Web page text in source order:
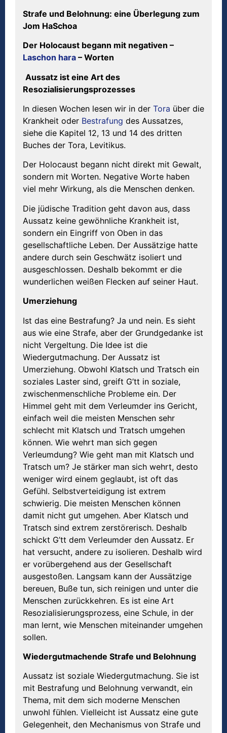
Strafe und Belohnung: eine Überlegung zum
Jom HaSchoa
Der Holocaust begann mit negativen –
Laschon hara – Worten
Aussatz ist eine Art des
Resozialisierungsprozesses
In diesen Wochen lesen wir in der Tora über die
Krankheit oder Bestrafung des Aussatzes,
siehe die Kapitel 12, 13 und 14 des dritten
Buches der Tora, Levitikus.
Der Holocaust begann nicht direkt mit Gewalt,
sondern mit Worten. Negative Worte haben
viel mehr Wirkung, als die Menschen denken.
Die jüdische Tradition geht davon aus, dass
Aussatz keine gewöhnliche Krankheit ist,
sondern ein Eingriff von Oben in das
gesellschaftliche Leben. Der Aussätzige hatte
andere durch sein Geschwätz isoliert und
ausgeschlossen. Deshalb bekommt er die
wunderlichen weißen Flecken auf seiner Haut.
Umerziehung
Ist das eine Bestrafung? Ja und nein. Es sieht
aus wie eine Strafe, aber der Grundgedanke ist
nicht Vergeltung. Die Idee ist die
Wiedergutmachung. Der Aussatz ist
Umerziehung. Obwohl Klatsch und Tratsch ein
soziales Laster sind, greift G’tt in soziale,
zwischenmenschliche Probleme ein. Der
Himmel geht mit dem Verleumder ins Gericht,
einfach weil die meisten Menschen sehr
schlecht mit Klatsch und Tratsch umgehen
können. Wie wehrt man sich gegen
Verleumdung? Wie geht man mit Klatsch und
Tratsch um? Je stärker man sich wehrt, desto
weniger wird einem geglaubt, ist oft das
Gefühl. Selbstverteidigung ist extrem
schwierig. Die meisten Menschen können
damit nicht gut umgehen. Aber Klatsch und
Tratsch sind extrem zerstörerisch. Deshalb
schickt G’tt dem Verleumder den Aussatz. Er
hat versucht, andere zu isolieren. Deshalb wird
er vorübergehend aus der Gesellschaft
ausgestoßen. Langsam kann der Aussätzige
bereuen, Buße tun, sich reinigen und unter die
Menschen zurückkehren. Es ist eine Art
Resozialisierungsprozess, eine Schule, in der
man lernt, wie Menschen miteinander umgehen
sollen.
Wiedergutmachende Strafe und Belohnung
Aussatz ist soziale Wiedergutmachung. Sie ist
mit Bestrafung und Belohnung verwandt, ein
Thema, mit dem sich moderne Menschen
unwohl fühlen. Vielleicht ist Aussatz eine gute
Gelegenheit, den Mechanismus von Strafe und